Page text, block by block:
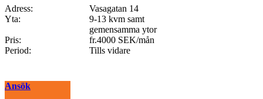
Adress:
Yta:
Pris:
Period:
Vasagatan 14
9-13 kvm samt
gemensamma ytor
fr.4000 SEK/mån
Tills vidare
Ansök